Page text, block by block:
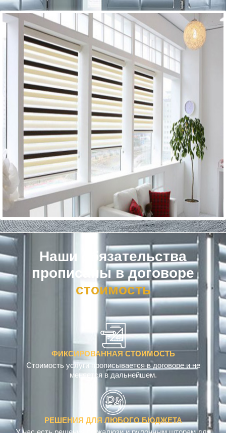
Наши обязательства
прописаны в договоре
ФИКСИРОВАННАЯ СТОИМОСТЬ
Стоимость услуги прописывается в договоре и не
меняется в дальнейшем.
РЕШЕНИЯ ДЛЯ ЛЮБОГО БЮДЖЕТА
У нас есть решения по жалюзи и рулонным шторам для
любого бюджета (эконом, средний, ВИП)